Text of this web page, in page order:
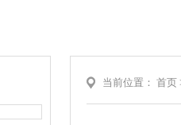
当前位置： 首页